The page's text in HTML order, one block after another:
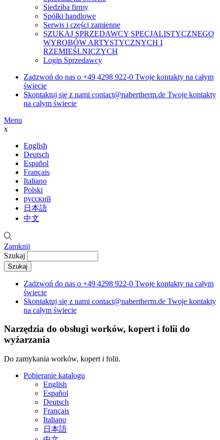
Siedziba firmy
Spółki handlowe
Serwis i części zamienne
SZUKAJ SPRZEDAWCY SPECJALISTYCZNEGO
WYROBÓW ARTYSTYCZNYCH I
RZEMIEŚLNICZYCH
Login Sprzedawcy
Zadzwoń do nas o +49 4298 922-0 Twoje kontakty na całym
świecie
Skontaktuj się z nami contact@nabertherm.de Twoje kontakty
na całym świecie
Menu
x
English
Deutsch
Español
Français
Italiano
Polski
русский
日本語
中文
Zamknij
Szukaj
Zadzwoń do nas o +49 4298 922-0 Twoje kontakty na całym
świecie
Skontaktuj się z nami contact@nabertherm.de Twoje kontakty
na całym świecie
Narzędzia do obsługi worków, kopert i folii do
wyżarzania
Do zamykania worków, kopert i folii.
Pobieranie katalogu
English
Español
Deutsch
Français
Italiano
日本語